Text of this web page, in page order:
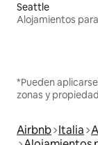
Seattle
*Pueden
zonas y
Airbnb Italia